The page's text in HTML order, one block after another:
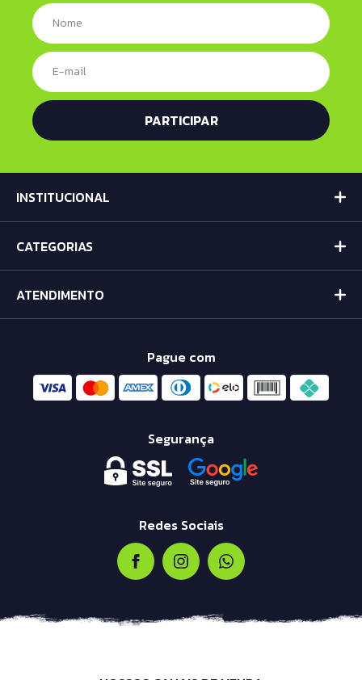
INSTITUCIONAL
CATEGORIAS
ATENDIMENTO
Pague com
Segurança
Redes Sociais